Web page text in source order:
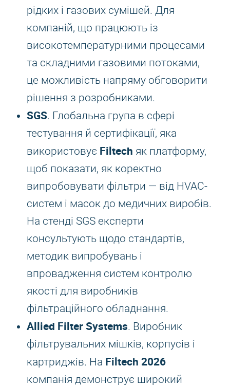
рідких і газових сумішей. Для
компаній, що працюють із
високотемпературними процесами
та складними газовими потоками,
це можливість напряму обговорити
рішення з розробниками.
SGS. Глобальна група в сфері
тестування й сертифікації, яка
використовує Filtech як платформу,
щоб показати, як коректно
випробовувати фільтри — від HVAC-
систем і масок до медичних виробів.
На стенді SGS експерти
консультують щодо стандартів,
методик випробувань і
впровадження систем контролю
якості для виробників
фільтраційного обладнання.
Allied Filter Systems. Виробник
фільтрувальних мішків, корпусів і
картриджів. На Filtech 2026
компанія демонструє широкий